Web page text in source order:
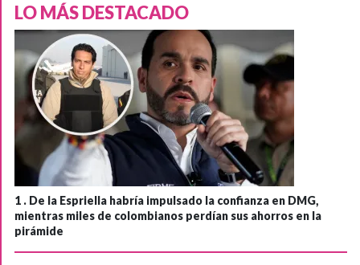
LO MÁS DESTACADO
1 . De la Espriella habría impulsado la confianza en DMG,
mientras miles de colombianos perdían sus ahorros en la
pirámide